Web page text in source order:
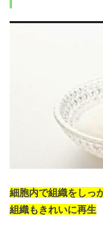
細胞内で組織をしっ
組織もきれいに再生